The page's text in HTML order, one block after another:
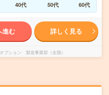
40代 50代 60代
進む 詳しく見る
プション 製造事業部（全国）